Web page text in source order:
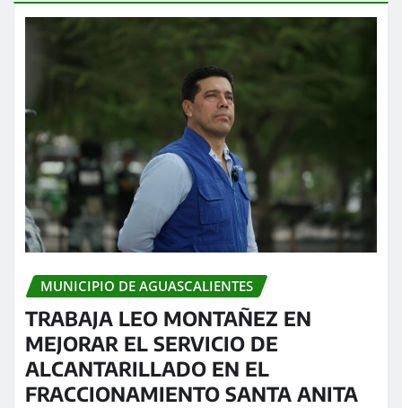
MUNICIPIO DE AGUASCALIENTES
TRABAJA LEO MONTAÑEZ EN
MEJORAR EL SERVICIO DE
ALCANTARILLADO EN EL
FRACCIONAMIENTO SANTA ANITA